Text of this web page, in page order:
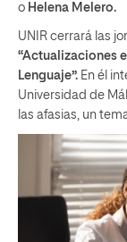
o Helena Melero.
UNIR cerrará las
“Actualizaciones
Lenguaje”. En él
Universidad de
las afasias, un